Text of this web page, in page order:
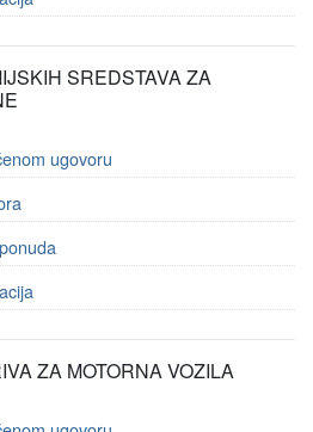
SREDSTAVA ZA
ugovoru
ZA MOTORNA VOZILA